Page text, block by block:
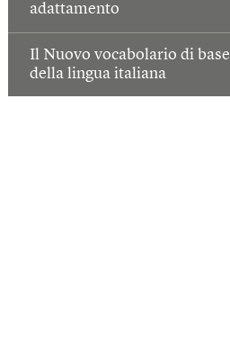
adattamento
Il Nuovo vocabolario di base
della lingua italiana